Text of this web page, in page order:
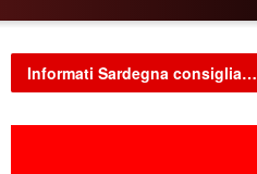
Informati Sardegna consiglia…